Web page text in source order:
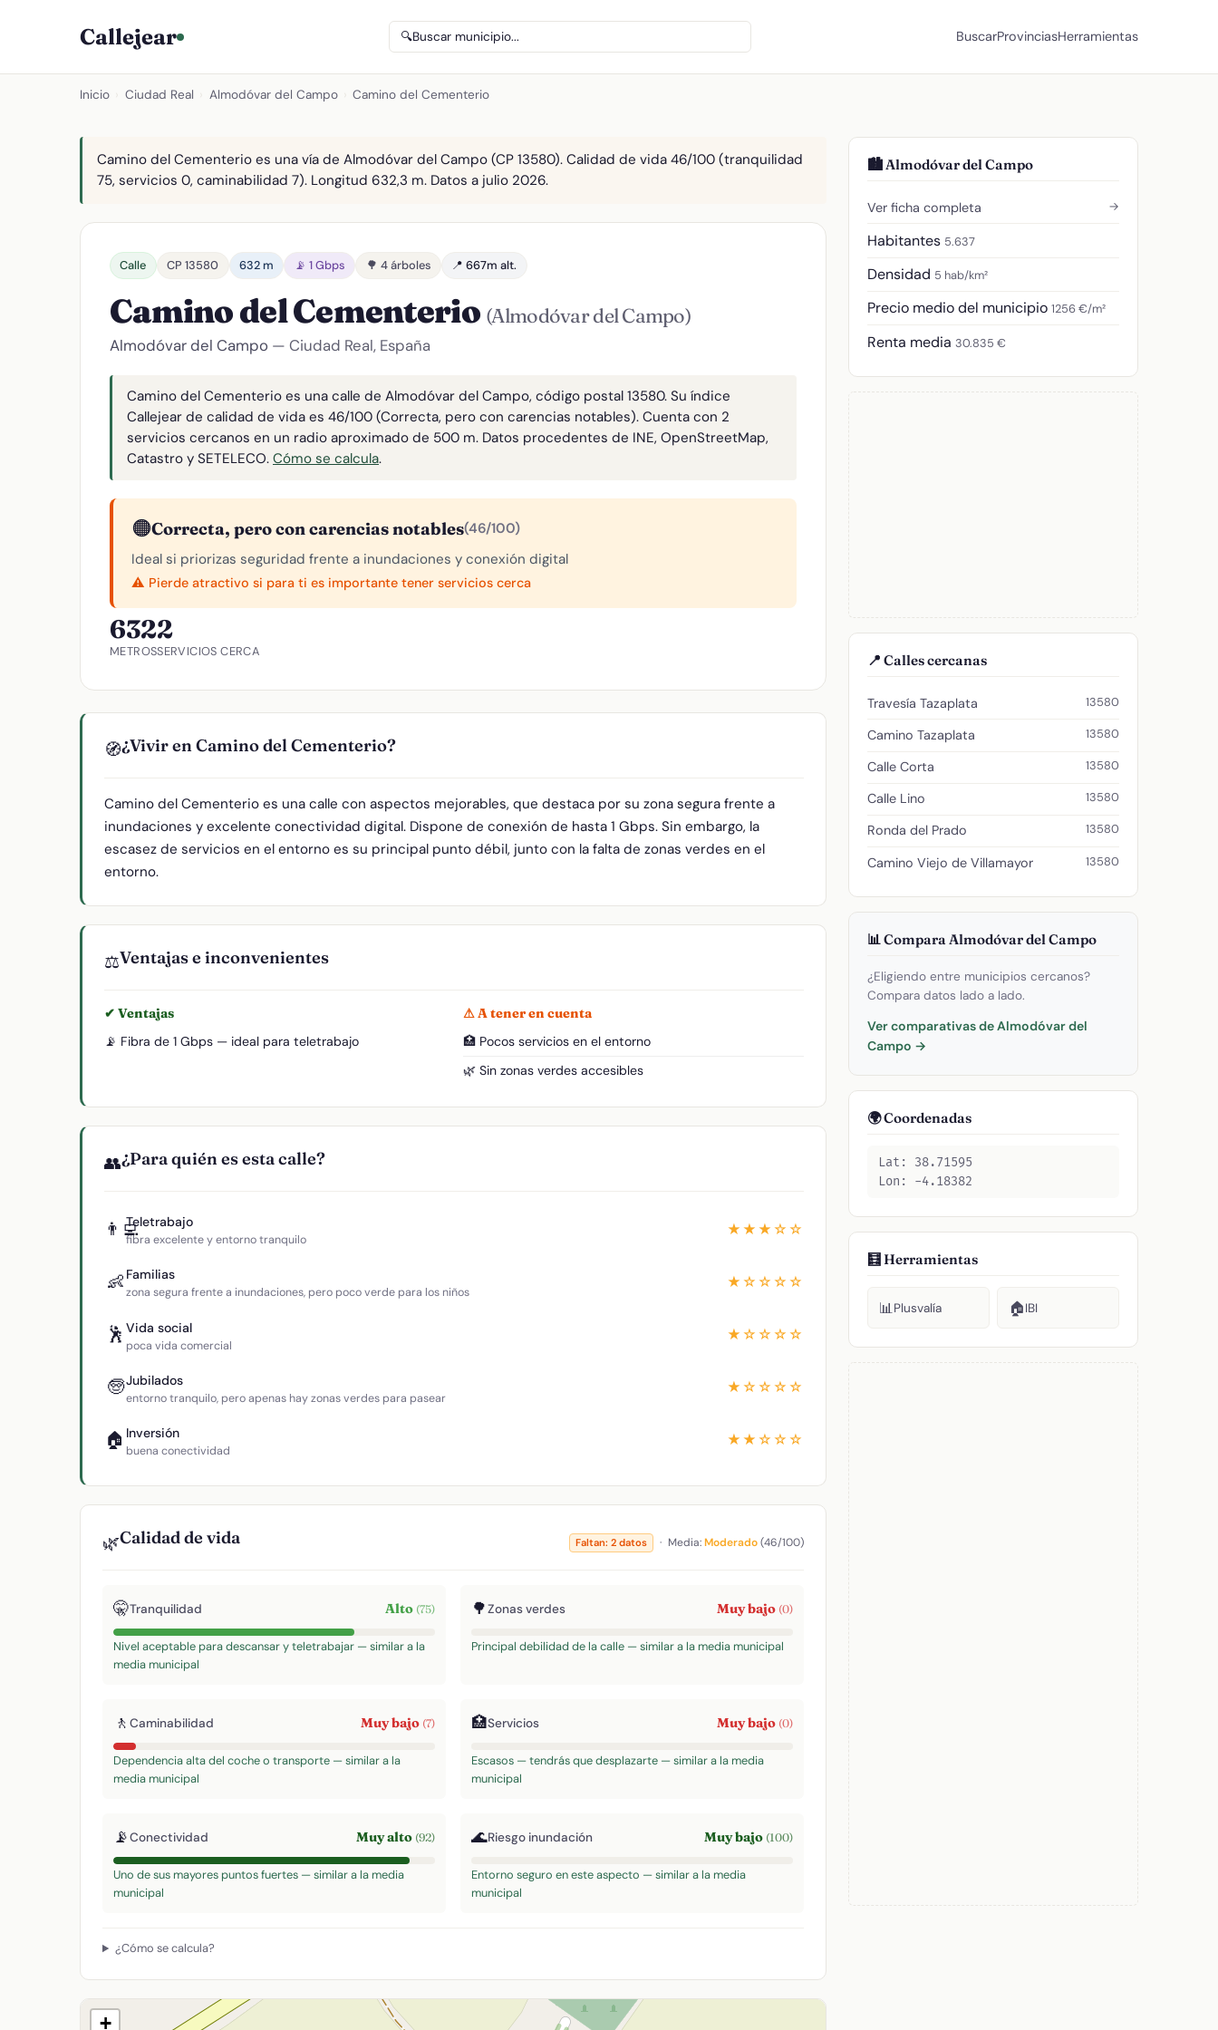
Callejear 🔍Buscar municipio... BuscarProvinciasHerramientas
Inicio Ciudad Real Almodóvar del Campo Camino del Cementerio
Camino del Cementerio es una vía de Almodóvar del Campo (CP 13580). Calidad de vida 46/100 (tranquilidad
75, servicios 0, caminabilidad 7). Longitud 632,3 m. Datos a julio 2026.
Calle CP 13580 632 m 📡 1 Gbps 🌳 4 árboles 📍 667m alt.
Camino del Cementerio (Almodóvar del Campo)
Almodóvar del Campo — Ciudad Real, España
Camino del Cementerio es una calle de Almodóvar del Campo, código postal 13580. Su índice
Callejear de calidad de vida es 46/100 (Correcta, pero con carencias notables). Cuenta con 2
servicios cercanos en un radio aproximado de 500 m. Datos procedentes de INE, OpenStreetMap,
Catastro y SETELECO. Cómo se calcula.
🟠Correcta, pero con carencias notables(46/100)
Ideal si priorizas seguridad frente a inundaciones y conexión digital
⚠️ Pierde atractivo si para ti es importante tener servicios cerca
632
METROS
2
SERVICIOS CERCA
🧭¿Vivir en Camino del Cementerio?
Camino del Cementerio es una calle con aspectos mejorables, que destaca por su zona segura frente a
inundaciones y excelente conectividad digital. Dispone de conexión de hasta 1 Gbps. Sin embargo, la
escasez de servicios en el entorno es su principal punto débil, junto con la falta de zonas verdes en el
entorno.
⚖️Ventajas e inconvenientes
✔ Ventajas
📡 Fibra de 1 Gbps — ideal para teletrabajo
⚠ A tener en cuenta
🏥 Pocos servicios en el entorno
🌿 Sin zonas verdes accesibles
👥¿Para quién es esta calle?
👨‍💻Teletrabajo
fibra excelente y entorno tranquilo
★★★☆☆
👶 Familias
zona segura frente a inundaciones, pero poco verde para los niños
★☆☆☆☆
🕺 Vida social
poca vida comercial
★☆☆☆☆
🧓Jubilados
entorno tranquilo, pero apenas hay zonas verdes para pasear
★☆☆☆☆
🏠 Inversión
buena conectividad
★★☆☆☆
🌿Calidad de vida Faltan: 2 datos · Media:Moderado(46/100)
🤫Tranquilidad Alto (75)
Nivel aceptable para descansar y teletrabajar — similar a la
media municipal
🌳Zonas verdes Muy bajo (0)
Principal debilidad de la calle — similar a la media municipal
🚶 Caminabilidad Muy bajo (7)
Dependencia alta del coche o transporte — similar a la
media municipal
🏥Servicios Muy bajo (0)
Escasos — tendrás que desplazarte — similar a la media
municipal
📡Conectividad Muy alto (92)
Uno de sus mayores puntos fuertes — similar a la media
municipal
🌊Riesgo inundación Muy bajo (100)
Entorno seguro en este aspecto — similar a la media
municipal
¿Cómo se calcula?
+
🏙️ Almodóvar del Campo
Ver ficha completa →
Habitantes 5.637
Densidad 5 hab/km²
Precio medio del municipio 1256 €/m²
Renta media 30.835 €
📍 Calles cercanas
Travesía Tazaplata 13580
Camino Tazaplata 13580
Calle Corta 13580
Calle Lino 13580
Ronda del Prado 13580
Camino Viejo de Villamayor 13580
📊 Compara Almodóvar del Campo
¿Eligiendo entre municipios cercanos?
Compara datos lado a lado.
Ver comparativas de Almodóvar del
Campo →
🌍 Coordenadas
Lat: 38.71595
Lon: -4.18382
🧮 Herramientas
📊Plusvalía 🏠IBI